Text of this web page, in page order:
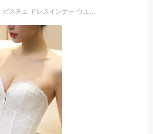
ウェディングインナー ブライダルインナー ビスチェ ドレスインナー ウエストニッパー フショルダーインナー ウェディング小物 ウエディングドレス用 下着 小胸 大きいサイズ コルセット パッド入り ストラップ付【in20】